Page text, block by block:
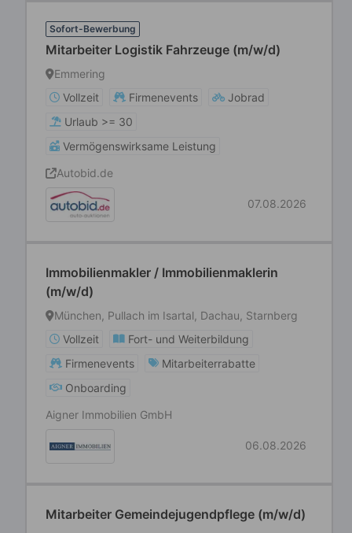
Sofort-Bewerbung
Mitarbeiter Logistik Fahrzeuge (m/w/d)
Emmering
Vollzeit
Firmenevents
Jobrad
Urlaub >= 30
Vermögenswirksame Leistung
Autobid.de
07.08.2026
Immobilienmakler / Immobilienmaklerin
(m/w/d)
München, Pullach im Isartal, Dachau, Starnberg
Vollzeit
Fort- und Weiterbildung
Firmenevents
Mitarbeiterrabatte
Onboarding
Aigner Immobilien GmbH
06.08.2026
Mitarbeiter Gemeindejugendpflege (m/w/d)